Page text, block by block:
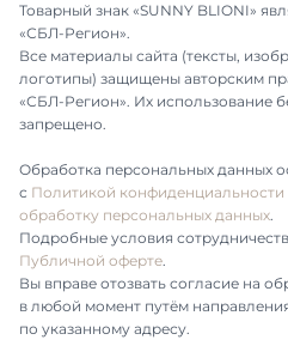
Товарный знак «SUNNY BLIONI»
«СБЛ-Регион».
Все материалы сайта (тексты,
логотипы) защищены авторским
«СБЛ-Регион». Их использование
запрещено.
Обработка персональных данных
с Политикой конфиденциальности
обработку персональных данных.
Подробные условия
Публичной оферте.
Вы вправе отозвать согласие на
в любой момент путём
по указанному адресу.